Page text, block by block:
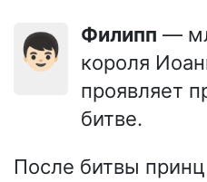
👦🏻 Филипп —
короля
проявляет
битве.
После битвы